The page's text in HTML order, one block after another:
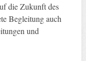
die Zukunft des
Begleitung auch
und